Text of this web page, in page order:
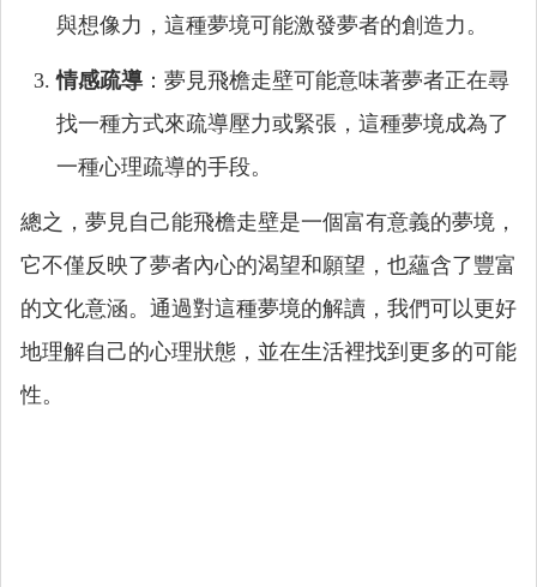
與想像力，這種夢境可能激發夢者的創造力。
情感疏導 ：夢見飛檐走壁可能意味著夢者正在尋
找一種方式來疏導壓力或緊張，這種夢境成為了
一種心理疏導的手段。
總之，夢見自己能飛檐走壁是一個富有意義的夢境，
它不僅反映了夢者內心的渴望和願望，也蘊含了豐富
的文化意涵。通過對這種夢境的解讀，我們可以更好
地理解自己的心理狀態，並在生活裡找到更多的可能
性。